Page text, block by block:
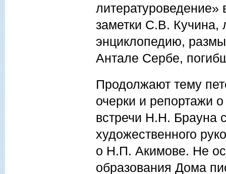
литературоведение»
заметки С.В. Кучина,
энциклопедию,
Антале Сербе,
Продолжают тему
очерки и репортажи
встречи Н.Н. Брауна
художественного
о Н.П. Акимове. Не
образования Дома